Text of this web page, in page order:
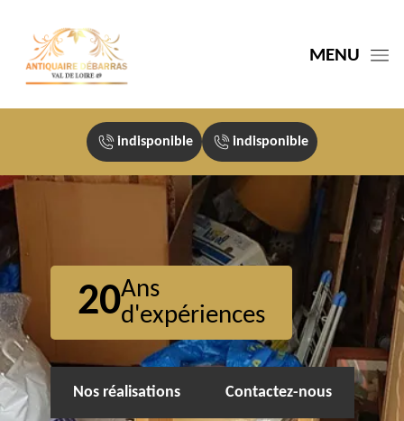
MENU
indisponible indisponible
20Ans
d'expériences
Nos réalisations Contactez-nous